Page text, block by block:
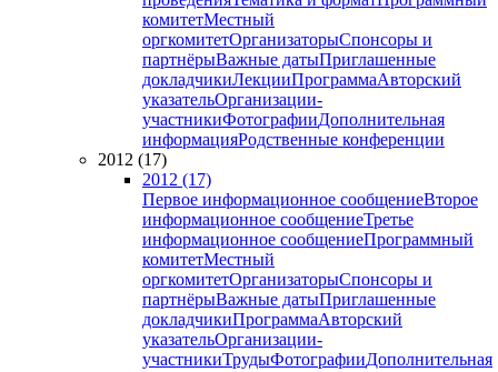
комитетМестный
оргкомитетОрганизаторыСпонсоры и
партнёрыВажные датыПриглашенные
докладчикиЛекцииПрограммаАвторский
указательОрганизации-
участникиФотографииДополнительная
информацияРодственные конференции
2012 (17)
2012 (17)
Первое информационное сообщениеВторое
информационное сообщениеТретье
информационное сообщениеПрограммный
комитетМестный
оргкомитетОрганизаторыСпонсоры и
партнёрыВажные датыПриглашенные
докладчикиПрограммаАвторский
указательОрганизации-
участникиТрудыФотографииДополнительная